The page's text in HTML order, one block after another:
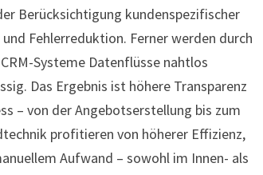
Berücksichtigung kundenspezifischer
Fehlerreduktion. Ferner werden durch
Systeme Datenflüsse nahtlos
Das Ergebnis ist höhere Transparenz
– von der Angebotserstellung bis zum
profitieren von höherer Effizienz,
Aufwand – sowohl im Innen- als